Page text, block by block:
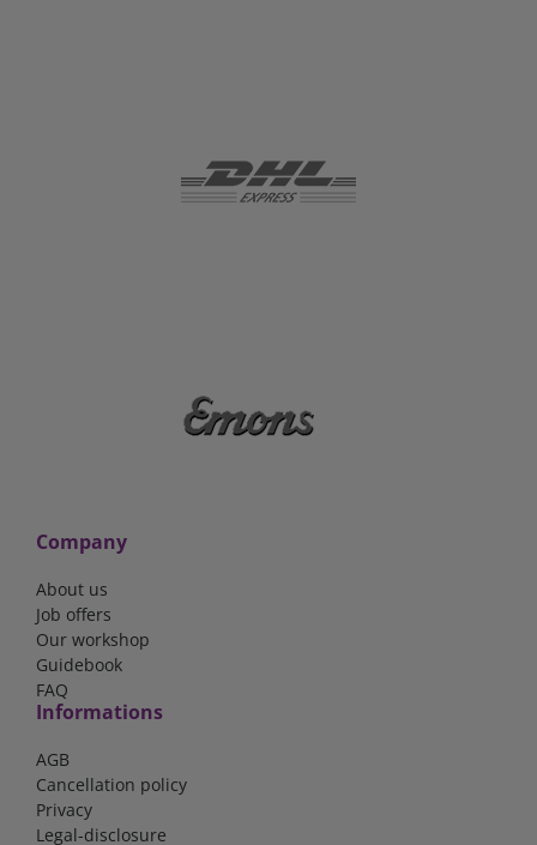
Company
About us
Job offers
Our workshop
Guidebook
FAQ
Informations
AGB
Cancellation policy
Privacy
Legal-disclosure